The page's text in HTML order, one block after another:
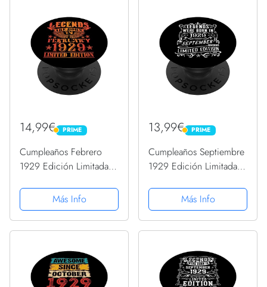
14,99€ PRIME
PRIME
Cumpleaños Febrero
1929 Edición Limitada
PopSockets PopGrip
Intercambiable
Más Info
13,99€ PRIME
PRIME
Cumpleaños Septiembre
1929 Edición Limitada
PopSockets PopGrip
Intercambiable
Más Info